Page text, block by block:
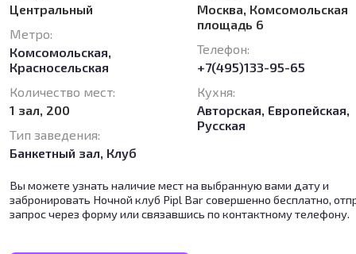
Центральный
Метро:
Комсомольская,
Красносельская
Количество мест:
1 зал, 200
Тип заведения:
Банкетный зал, Клуб
Москва, Комсомольская
площадь 6
Телефон:
+7(495)133-95-65
Кухня:
Авторская, Европейская,
Русская
Вы можете узнать наличие мест на выбранную вами дату и
забронировать Ночной клуб Pipl Bar совершенно бесплатно,
запрос через форму или связавшись по контактному телефону.